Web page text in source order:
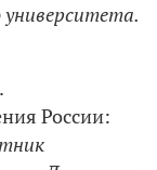
университета.
России: